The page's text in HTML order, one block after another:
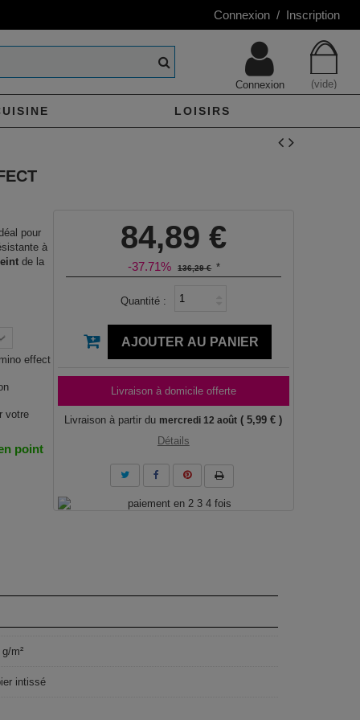
Connexion / Inscription
(vide)
Connexion
LOISIRS
pour
à
de la
effect
votre
point
84,89 €
-37.71% 136,29 € *
Quantité :
AJOUTER AU PANIER
Livraison à domicile offerte
Livraison à partir du mercredi 12 août ( 5,99 € )
Détails
m²
intissé